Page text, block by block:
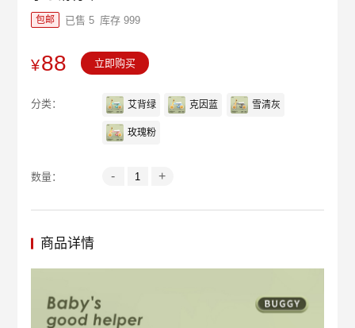
包邮 已售 5 库存 999
¥88 立即购买
分类： 艾背绿 克因蓝 雪清灰
玫瑰粉
数量： - +
商品详情